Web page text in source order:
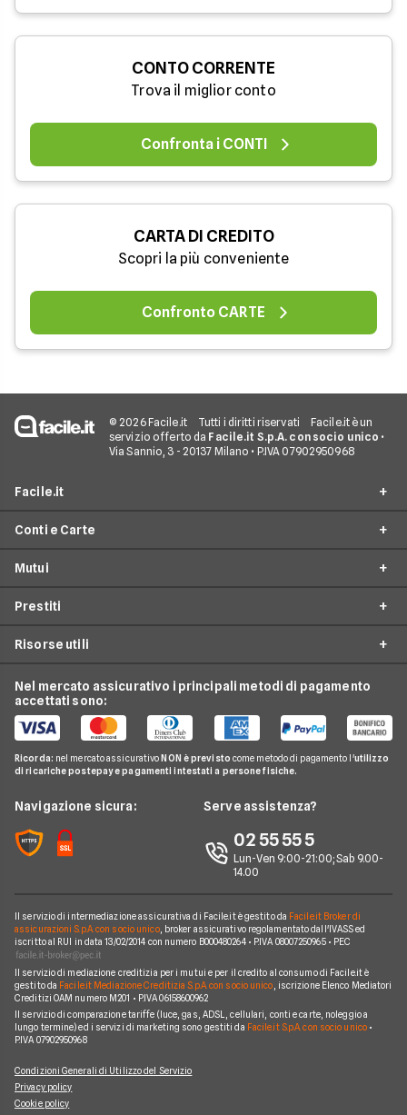
CONTO CORRENTE
Trova il miglior conto
Confronta i CONTI
CARTA DI CREDITO
Scopri la più conveniente
Confronto CARTE
© 2026 Facile.it Tutti i diritti riservati
Facile.it è un
servizio offerto da Facile.it S.p.A. con socio unico •
Via Sannio, 3 - 20137 Milano • P.IVA 07902950968
Facile.it
Prestiti
Mutui
Conti e Carte
Telefonia Mobile
Pay TV
Noleggio Lungo Termine
News
Chi siamo
Perché scegliere Facile.it
Mappa del sito
Conti e Carte
Conto Corrente
Conto Deposito
Carta Prepagata
Mutui
Mutuo Prima Casa
Mutui Seconda Casa
Calcolo Rata Mutuo
Mutui INPDAP
Mutui Ristrutturazione
Prestiti
Prestito Personale
Cessione del Quinto
Prestito Auto
Piccoli Prestiti
Prestiti Veloci
Prestito INPS/INPDAP
Prestiti a Protestati
Consolidamento Debiti
Prestiti Moto
Prestiti per disoccupati
Prestiti senza busta paga
Risorse utili
Guide Prestiti
Guide Mutui
Guide Conti
Guide Carte
News Prestiti
News Carte
Nel mercato assicurativo i principali metodi di pagamento
accettati sono:
Ricorda: nel mercato assicurativo NON è previsto come metodo di pagamento l'utilizzo
di ricariche postepay e pagamenti intestati a persone fisiche.
Navigazione sicura: Serve assistenza?
02 55 55 5
Lun-Ven 9:00-21:00; Sab 9.00-
14.00
Il servizio di intermediazione assicurativa di Facile.it è gestito da Facile.it Broker di
assicurazioni S.p.A. con socio unico, broker assicurativo regolamentato dall'IVASS ed
iscritto al RUI in data 13/02/2014 con numero B000480264 • P.IVA 08007250965 • PEC
Il servizio di mediazione creditizia per i mutui e per il credito al consumo di Facile.it è
gestito da Facile.it Mediazione Creditizia S.p.A. con socio unico , iscrizione Elenco Mediatori
Creditizi OAM numero M201 • P.IVA 06158600962
Il servizio di comparazione tariffe (luce, gas, ADSL, cellulari, conti e carte, noleggio a
lungo termine) ed i servizi di marketing sono gestiti da Facile.it S.p.A. con socio unico•
P.IVA 07902950968
Condizioni Generali di Utilizzo del Servizio
Privacy policy
Cookie policy